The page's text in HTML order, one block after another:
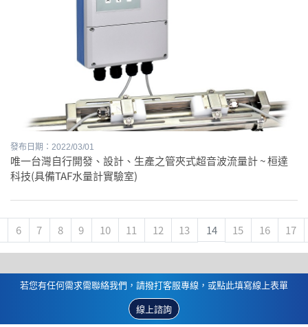
發布日期：2022/03/01
唯一台灣自行開發、設計、生產之管夾式超音波流量計 ~ 桓達
科技(具備TAF水量計實驗室)
6 7 8 9 10 11 12 13 14 15 16 17
若您有任何需求需聯絡我們，請撥打客服專線，或點此填寫線上表單
線上諮詢